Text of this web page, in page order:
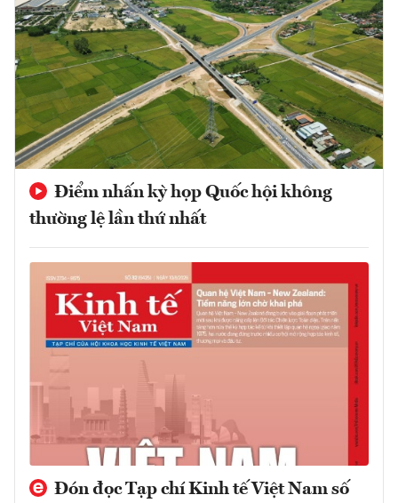
Điểm nhấn kỳ họp Quốc hội không
thường lệ lần thứ nhất
Đón đọc Tạp chí Kinh tế Việt Nam số